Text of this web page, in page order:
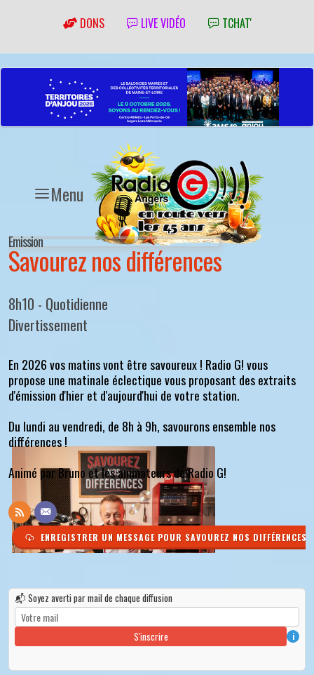
DONS LIVE VIDÉO TCHAT'
Menu
Emission
Savourez nos différences
8h10 - Quotidienne
Divertissement
En 2026 vos matins vont être savoureux ! Radio G! vous
propose une matinale éclectique vous proposant des extraits
d'émission d'hier et d'aujourd'hui de votre station.
Du lundi au vendredi, de 8h à 9h, savourons ensemble nos
différences !
Animé par Bruno et les animateurs de Radio G!
ENREGISTRER UN MESSAGE POUR SAVOUREZ NOS DIFFÉRENCES
📬 Soyez averti par mail de chaque diffusion
S'inscrire i